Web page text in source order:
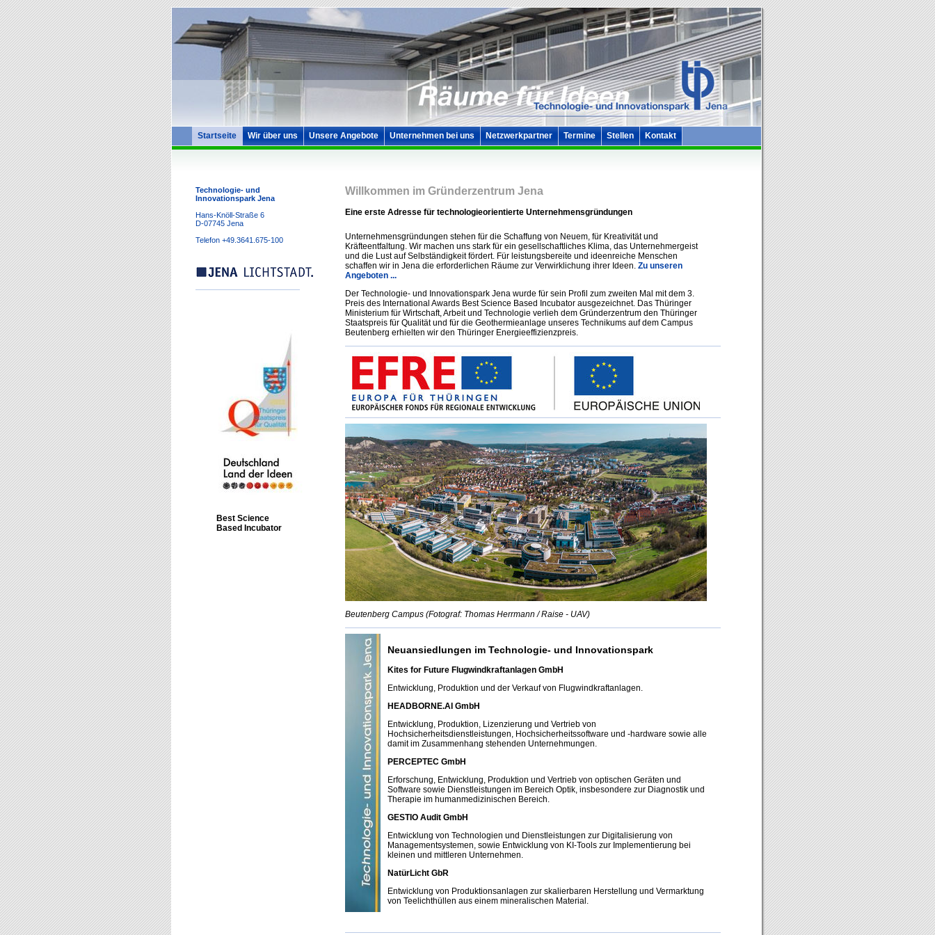
Startseite Wir über uns Unsere Angebote Unternehmen bei uns Netzwerkpartner Termine Stellen Kontakt
Technologie- und
Innovationspark Jena
Hans-Knöll-Straße 6
D-07745 Jena
Telefon +49.3641.675-100
Best Science
Based Incubator
Willkommen im Gründerzentrum Jena
Eine erste Adresse für technologieorientierte Unternehmensgründungen
Unternehmensgründungen stehen für die Schaffung von Neuem, für Kreativität und
Kräfteentfaltung. Wir machen uns stark für ein gesellschaftliches Klima, das Unternehmergeist
und die Lust auf Selbständigkeit fördert. Für leistungsbereite und ideenreiche Menschen
schaffen wir in Jena die erforderlichen Räume zur Verwirklichung ihrer Ideen. Zu unseren
Angeboten ...
Der Technologie- und Innovationspark Jena wurde für sein Profil zum zweiten Mal mit dem 3.
Preis des International Awards Best Science Based Incubator ausgezeichnet. Das Thüringer
Ministerium für Wirtschaft, Arbeit und Technologie verlieh dem Gründerzentrum den Thüringer
Staatspreis für Qualität und für die Geothermieanlage unseres Technikums auf dem Campus
Beutenberg erhielten wir den Thüringer Energieeffizienzpreis.
Beutenberg Campus (Fotograf: Thomas Herrmann / Raise - UAV)
Neuansiedlungen im Technologie- und Innovationspark
Kites for Future Flugwindkraftanlagen GmbH
Entwicklung, Produktion und der Verkauf von Flugwindkraftanlagen.
HEADBORNE.AI GmbH
Entwicklung, Produktion, Lizenzierung und Vertrieb von
Hochsicherheitsdienstleistungen, Hochsicherheitssoftware und -hardware sowie alle
damit im Zusammenhang stehenden Unternehmungen.
PERCEPTEC GmbH
Erforschung, Entwicklung, Produktion und Vertrieb von optischen Geräten und
Software sowie Dienstleistungen im Bereich Optik, insbesondere zur Diagnostik und
Therapie im humanmedizinischen Bereich.
GESTIO Audit GmbH
Entwicklung von Technologien und Dienstleistungen zur Digitalisierung von
Managementsystemen, sowie Entwicklung von KI-Tools zur Implementierung bei
kleinen und mittleren Unternehmen.
NatürLicht GbR
Entwicklung von Produktionsanlagen zur skalierbaren Herstellung und Vermarktung
von Teelichthüllen aus einem mineralischen Material.